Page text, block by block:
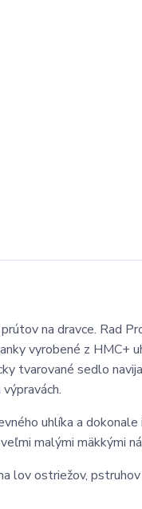
na dravce. Rad
vyrobené z HMC+
tvarované sedlo
uhlíka a
malými mäkkými
lov ostriežov,